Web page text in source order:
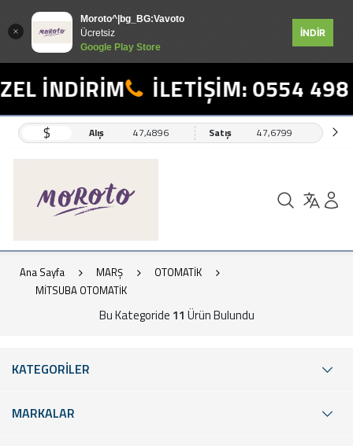
Moroto^|bg_BG:Vavoto
Ücretsiz
Google Play Store
İNDİR
İNDİRİM İLETİŞİM: 0554 498
$ Alış 47,4896 Satış 47,6799
Ana Sayfa MARŞ
OTOMATİK
MİTSUBA OTOMATİK
Bu Kategoride 11 Ürün Bulundu
KATEGORİLER
MARKALAR